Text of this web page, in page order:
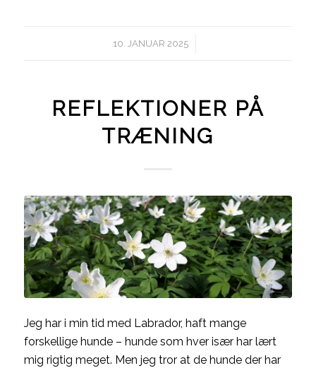
10. JANUAR 2025
/
REFLEKTIONER PÅ
TRÆNING
Jeg har i min tid med Labrador, haft mange
forskellige hunde – hunde som hver især har lært
mig rigtig meget. Men jeg tror at de hunde der har